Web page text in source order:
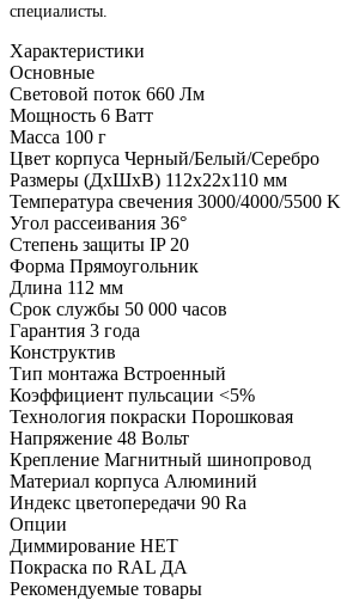
специалисты.
Характеристики
Основные
Световой поток 660 Лм
Мощность 6 Ватт
Масса 100 г
Цвет корпуса Черный/Белый/Серебро
Размеры (ДхШхВ) 112х22х110 мм
Температура свечения 3000/4000/5500 K
Угол рассеивания 36°
Степень защиты IP 20
Форма Прямоугольник
Длина 112 мм
Срок службы 50 000 часов
Гарантия 3 года
Конструктив
Тип монтажа Встроенный
Коэффициент пульсации <5%
Технология покраски Порошковая
Напряжение 48 Вольт
Крепление Магнитный шинопровод
Материал корпуса Алюминий
Индекс цветопередачи 90 Ra
Опции
Диммирование НЕТ
Покраска по RAL ДА
Рекомендуемые товары